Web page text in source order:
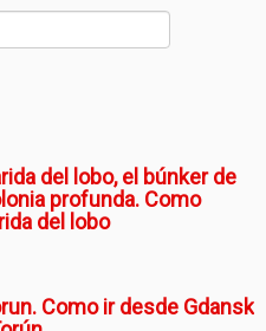
del lobo, el búnker de
profunda. Como
del lobo
Como ir desde Gdansk